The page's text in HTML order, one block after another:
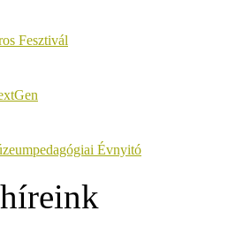
Fesztivál
Évnyitó